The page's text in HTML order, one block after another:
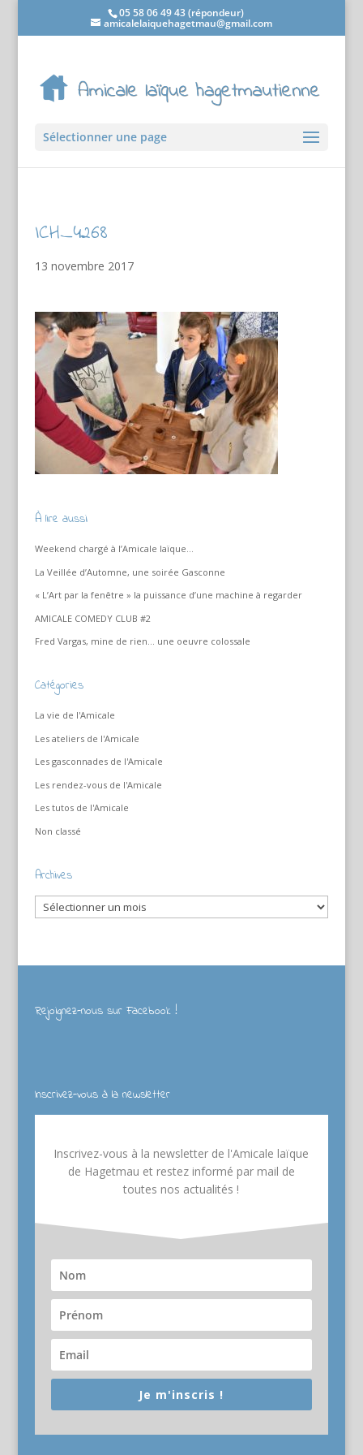
05 58 06 49 43 (répondeur)
amicalelaiquehagetmau@gmail.com
Sélectionner une page
ICH_4268
13 novembre 2017
À lire aussi
Weekend chargé à l’Amicale laïque…
La Veillée d’Automne, une soirée Gasconne
« L’Art par la fenêtre » la puissance d’une machine à regarder
AMICALE COMEDY CLUB #2
Fred Vargas, mine de rien… une oeuvre colossale
Catégories
La vie de l'Amicale
Les ateliers de l'Amicale
Les gasconnades de l'Amicale
Les rendez-vous de l'Amicale
Les tutos de l'Amicale
Non classé
Archives
Archives
Rejoignez-nous sur Facebook !
Inscrivez-vous à la newsletter
Inscrivez-vous à la newsletter de l'Amicale laïque
de Hagetmau et restez informé par mail de
toutes nos actualités !
Je m'inscris !